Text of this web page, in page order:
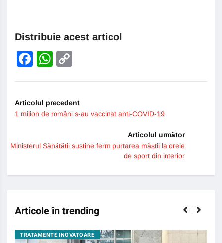
Distribuie acest articol
Facebook
WhatsApp
Articolul precedent
1 milion de români s-au vaccinat anti-COVID-19
Articolul următor
Ministerul Sănătății susține ferm purtarea măștii la orele
de sport din interior
Articole în trending
TRATAMENTE INOVATOARE